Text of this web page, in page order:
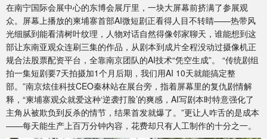
在南宁国际会展中心的东博会展厅里，一块大屏幕前挤满了参展观
众。屏幕上播放的柬埔寨首部AI微短剧正看得人目不转睛——热带风
光细腻到能看清树叶纹理，人物对话自然得像邻家聊天，谁能想到这
部让东南亚观众连刷三集的作品，从剧本到成片全程没动过摄像机正
规合法股票配资平台，全靠南京团队的AI技术“凭空生成”。 “传统剧组
拍一集短剧要7天拍摄加1个月后期，我们用AI 10天就能搞定整
部。”南京炫佳科技CEO秦林站在展台旁，指着屏幕里的复仇剧情解
释，“柬埔寨观众就爱这种‘逆袭打脸’的爽感，AI写剧本时特意强化了
主角从被欺负到反杀的情节，结果首发就爆了。”更让人咋舌的是成本
——每天能生产上百万分钟内容，花费却只有人工制作的十分之一。